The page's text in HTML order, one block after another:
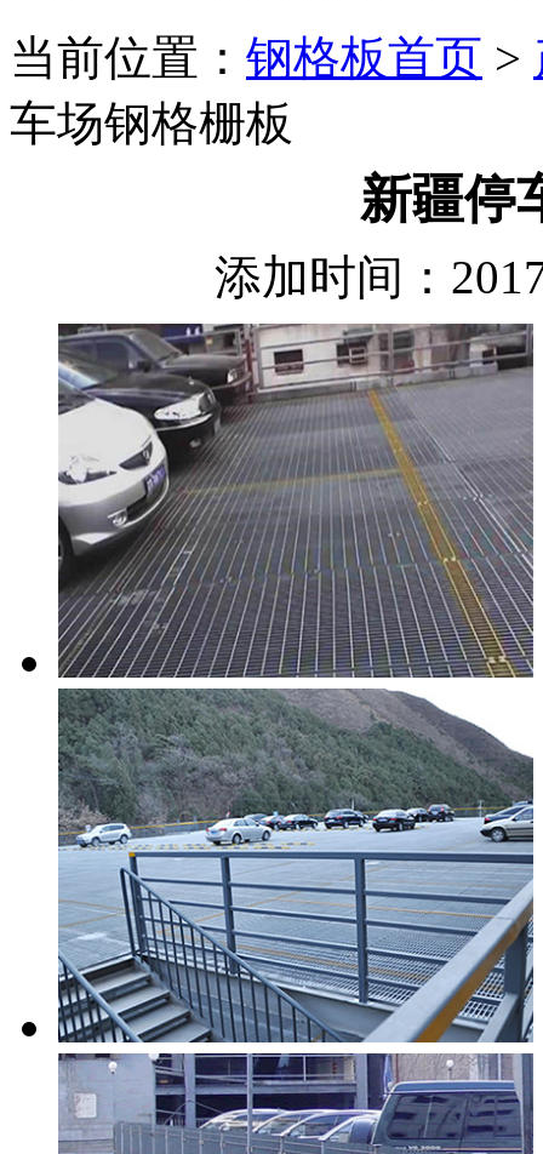
当前位置： 钢格板首页 >
车场钢格栅板
新疆停
添加时间：